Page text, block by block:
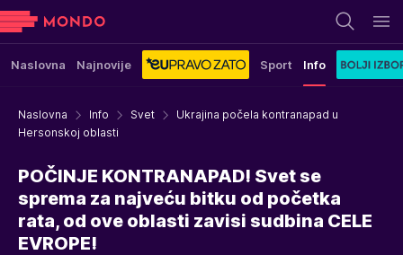
Naslovna Najnovije Sport Info
Naslovna Info Svet
Ukrajina počela kontranapad u
Hersonskoj oblasti
POČINJE KONTRANAPAD! Svet se
sprema za najveću bitku od početka
rata, od ove oblasti zavisi sudbina CELE
EVROPE!